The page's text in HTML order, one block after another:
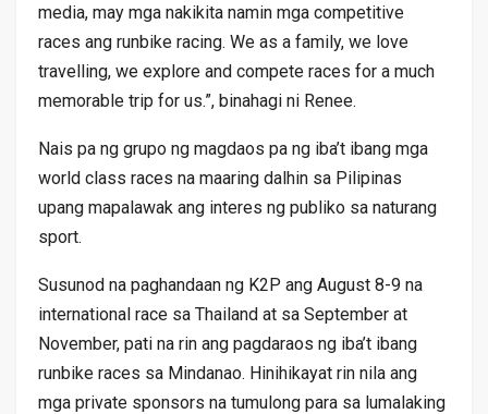
media, may mga nakikita namin mga competitive
races ang runbike racing. We as a family, we love
travelling, we explore and compete races for a much
memorable trip for us.”, binahagi ni Renee.
Nais pa ng grupo ng magdaos pa ng iba’t ibang mga
world class races na maaring dalhin sa Pilipinas
upang mapalawak ang interes ng publiko sa naturang
sport.
Susunod na paghandaan ng K2P ang August 8-9 na
international race sa Thailand at sa September at
November, pati na rin ang pagdaraos ng iba’t ibang
runbike races sa Mindanao. Hinihikayat rin nila ang
mga private sponsors na tumulong para sa lumalaking